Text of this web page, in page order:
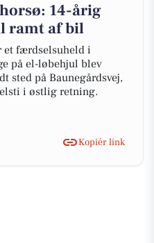
14-årig
ramt af bil
et færdselsuheld i
på el-løbehjul blev
sted på Baunegårdsvej,
i østlig retning.
Kopiér link